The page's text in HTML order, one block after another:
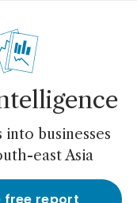
into businesses
east Asia